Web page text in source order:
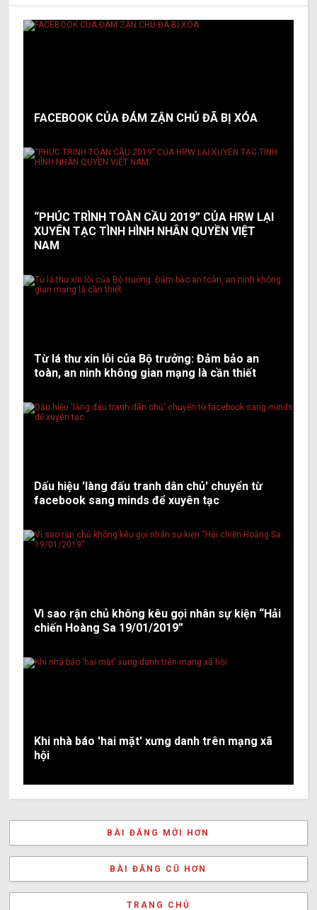
FACEBOOK CỦA ĐÁM ZẬN CHỦ ĐÃ BỊ XÓA
“PHÚC TRÌNH TOÀN CẦU 2019” CỦA HRW LẠI
XUYÊN TẠC TÌNH HÌNH NHÂN QUYỀN VIỆT
NAM
Từ lá thư xin lỗi của Bộ trưởng: Đảm bảo an
toàn, an ninh không gian mạng là cần thiết
Dấu hiệu 'làng đấu tranh dân chủ' chuyển từ
facebook sang minds để xuyên tạc
Vì sao rận chủ không kêu gọi nhân sự kiện “Hải
chiến Hoàng Sa 19/01/2019”
Khi nhà báo 'hai mặt' xưng danh trên mạng xã
hội
BÀI ĐĂNG MỚI HƠN
BÀI ĐĂNG CŨ HƠN
TRANG CHỦ